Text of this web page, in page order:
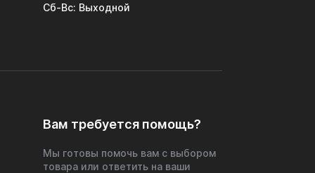
Cб-Вс: Выходной
Вам требуется помощь?
Мы готовы помочь вам с выбором
товара или ответить на ваши